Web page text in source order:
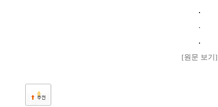
[원문 보기]
0